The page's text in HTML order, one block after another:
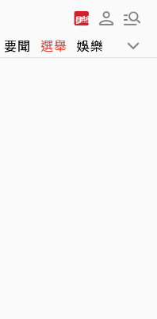
要聞 選舉 娛樂 運動